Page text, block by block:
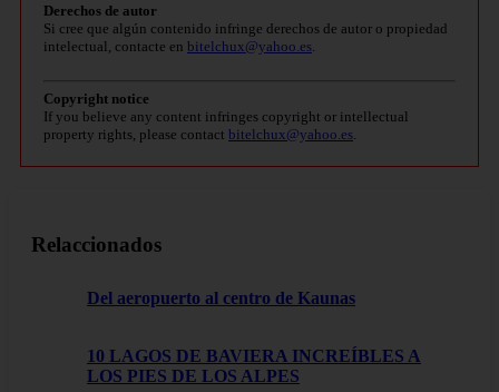
Derechos de autor
Si cree que algún contenido infringe derechos de autor o propiedad
intelectual, contacte en bitelchux@yahoo.es
Copyright notice
If you believe any content infringes copyright or intellectual
property rights, please contact bitelchux@yahoo.es
Relaccionados
Del aeropuerto al centro de Kaunas
10 LAGOS DE BAVIERA INCREÍBLES A
LOS PIES DE LOS ALPES